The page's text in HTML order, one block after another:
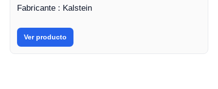
Fabricante : Kalstein
Ver producto